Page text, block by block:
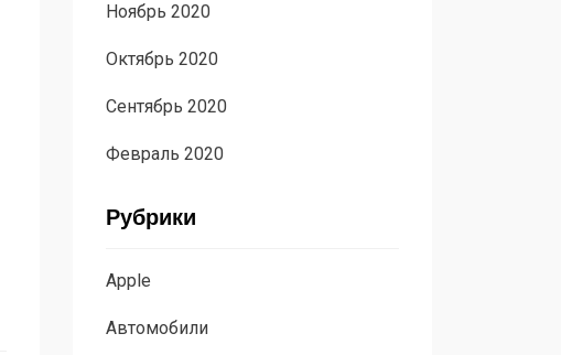
Ноябрь 2020
Октябрь 2020
Сентябрь 2020
Февраль 2020
Рубрики
Apple
Автомобили